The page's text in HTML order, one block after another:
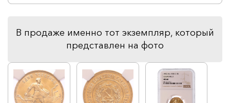
В продаже именно тот экземпляр, который
представлен на фото